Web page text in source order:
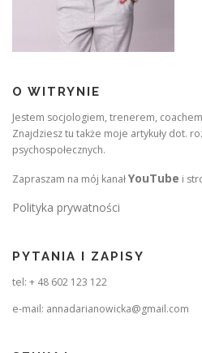
O WITRYNIE
Jestem socjologiem, trenerem,
Znajdziesz tu także moje artykuły dot.
psychospołecznych.
Zapraszam na mój kanałYouTube i
Polityka prywatności
PYTANIA I ZAPISY
tel: + 48 602 123 122
e-mail: annadarianowicka@gmail.com